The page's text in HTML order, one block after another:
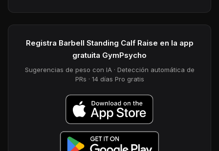
Registra Barbell Standing Calf Raise en la app
gratuita GymPsycho
Sugerencias de peso con IA · Detección automática de
PRs · 14 días Pro gratis